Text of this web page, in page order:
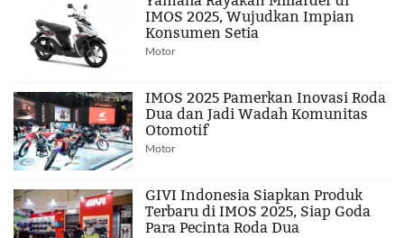
IMOS 2025, Wujudkan Impian
Konsumen Setia
Motor
IMOS 2025 Pamerkan Inovasi Roda
Dua dan Jadi Wadah Komunitas
Otomotif
Motor
GIVI Indonesia Siapkan Produk
Terbaru di IMOS 2025, Siap Goda
Para Pecinta Roda Dua